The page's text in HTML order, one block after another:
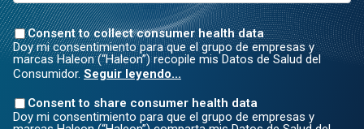
Consent to collect consumer health data
Doy mi consentimiento para que el grupo de empresas y
marcas Haleon (“Haleon”) recopile mis Datos de Salud del
Consumidor. Seguir leyendo...
Consent to share consumer health data
Doy mi consentimiento para que el grupo de empresas y